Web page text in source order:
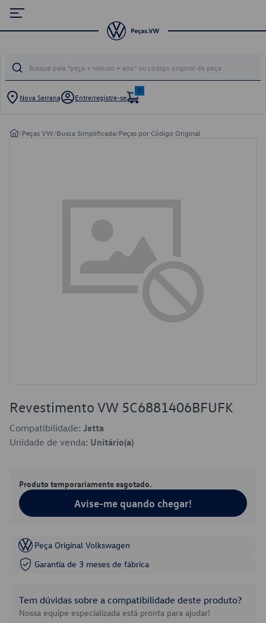
Nova Serrana Entre/registre-se
0
/Peças VW/Busca Simplificada/Peças por Código Original
Revestimento VW 5C6881406BFUFK
Compatibilidade: Jetta
Unidade de venda: Unitário(a)
Produto temporariamente esgotado.
Avise-me quando chegar!
Peça Original Volkswagen
Garantia de 3 meses de fábrica
Tem dúvidas sobre a compatibilidade deste produto?
Nossa equipe especializada está pronta para ajudar!